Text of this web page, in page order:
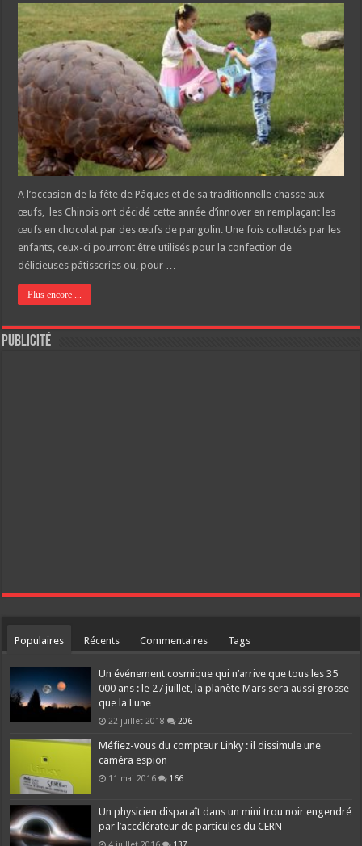
A l’occasion de la fête de Pâques et de sa traditionnelle chasse aux
œufs, les Chinois ont décidé cette année d’innover en remplaçant les
œufs en chocolat par des œufs de pangolin. Une fois collectés par les
enfants, ceux-ci pourront être utilisés pour la confection de
délicieuses pâtisseries ou, pour …
Plus encore ...
Publicité
Populaires Récents Commentaires Tags
Un événement cosmique qui n’arrive que tous les 35
000 ans : le 27 juillet, la planète Mars sera aussi grosse
que la Lune
22 juillet 2018 206
Méfiez-vous du compteur Linky : il dissimule une
caméra espion
11 mai 2016 166
Un physicien disparaît dans un mini trou noir engendré
par l’accélérateur de particules du CERN